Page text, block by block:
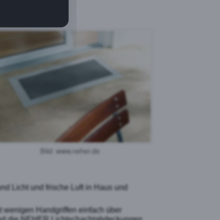
Bild: www.neher.de
Licht und frische Luft in Haus und
wenigen Handgriffen einfach über